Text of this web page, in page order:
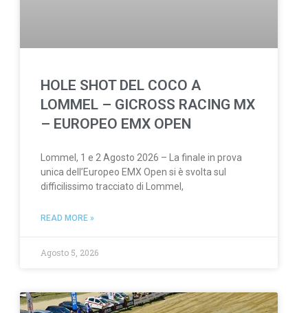
HOLE SHOT DEL COCO A
LOMMEL – GICROSS RACING MX
– EUROPEO EMX OPEN
Lommel, 1 e 2 Agosto 2026 – La finale in prova
unica dell’Europeo EMX Open si è svolta sul
difficilissimo tracciato di Lommel,
READ MORE »
Agosto 5, 2026